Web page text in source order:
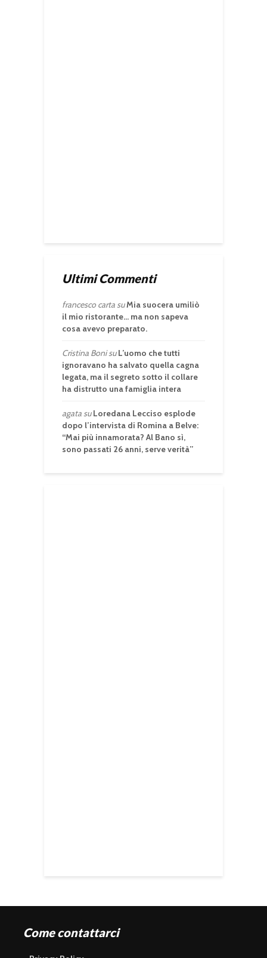
Ultimi Commenti
francesco cartasuMia suocera umiliò
il mio ristorante… ma non sapeva
cosa avevo preparato.
Cristina BonisuL’uomo che tutti
ignoravano ha salvato quella cagna
legata, ma il segreto sotto il collare
ha distrutto una famiglia intera
agatasuLoredana Lecciso esplode
dopo l’intervista di Romina a Belve:
“Mai più innamorata? Al Bano sì,
sono passati 26 anni, serve verità”
Come contattarci